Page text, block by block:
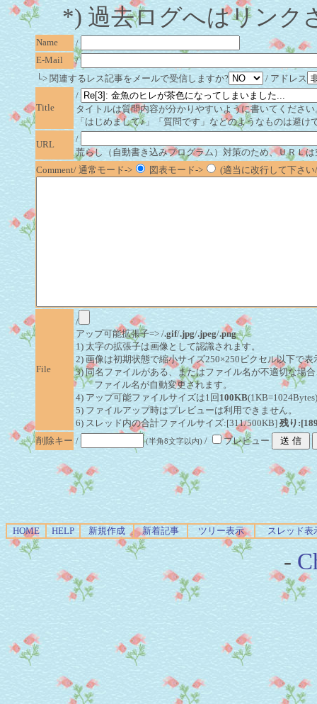
*) 過去ログへはリンク
Name
/
E-Mail
/
└> 関連するレス記事をメールで受信しますか?
/ アドレス
Title
/
タイトルは質問内容が分かりやすいように書いてください
「はじめまして♪」「質問です」などのようなものは避け
URL
/
荒らし（自動書き込みプログラム）対策のため、ＵＲＬ
Comment/ 通常モード->
図表モード-> (適当に改行して下さ
File
/
アップ可能拡張子=> /.gif/.jpg/.jpeg/.png
1) 太字の拡張子は画像として認識されます。
2) 画像は初期状態で縮小サイズ250×250ピクセル以下で表
3) 同名ファイルがある、またはファイル名が不適切な場
ファイル名が自動変更されます。
4) アップ可能ファイルサイズは1回 100KB
5) ファイルアップ時はプレビューは利用できません。
6) スレッド内の合計ファイルサイズ:[311/500KB] 残り
削除キー / (半角8文字以内) / プレビュー
HOME HELP 新規作成 新着記事 ツリー表示 スレッド表
-